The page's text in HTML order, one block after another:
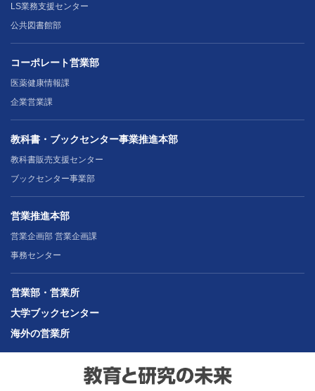
LS業務支援センター
公共図書館部
コーポレート営業部
医薬健康情報課
企業営業課
教科書・ブックセンター事業推進本部
教科書販売支援センター
ブックセンター事業部
営業推進本部
営業企画部 営業企画課
事務センター
営業部・営業所
大学ブックセンター
海外の営業所